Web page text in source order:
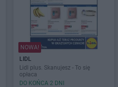
NOWA!
LIDL
Lidl plus. Skanujesz - To się
opłaca
DO KOŃCA 2 DNI